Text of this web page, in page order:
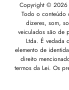
Copyright © 2026
Todo o conteúdo
dizeres, som,
veiculados são de
Ltda. É vedada
elemento de
direito
termos da Lei. Os